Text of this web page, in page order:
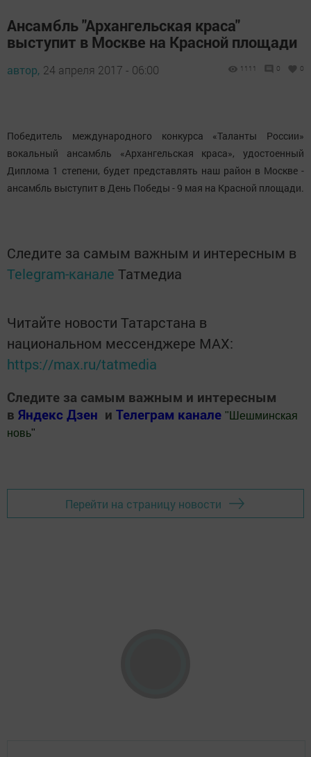
Ансамбль "Архангельская краса"
выступит в Москве на Красной площади
автор, 24 апреля 2017 - 06:00 1111 0 0
Победитель международного конкурса «Таланты России»
вокальный ансамбль «Архангельская краса», удостоенный
Диплома 1 степени, будет представлять наш район в Москве -
ансамбль выступит в День Победы - 9 мая на Красной площади.
Следите за самым важным и интересным в
Telegram-канале Татмедиа
Читайте новости Татарстана в
национальном мессенджере MАХ:
https://max.ru/tatmedia
Следите за самым важным и интересным
в Яндекс Дзен и Телеграм канале " Шешминская
новь"
Перейти на страницу новости